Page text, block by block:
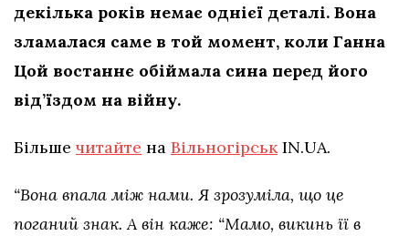
декілька років немає однієї деталі. Вона
зламалася саме в той момент, коли Ганна
Цой востаннє обіймала сина перед його
від’їздом на війну.
Більше читайте на ВільногірськIN.UA.
“Вона впала між нами. Я зрозуміла, що це
поганий знак. А він каже: “Мамо, викинь її в